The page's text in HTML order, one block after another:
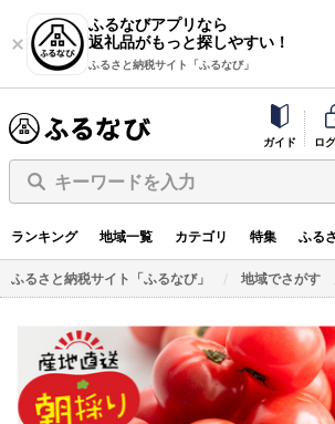
ふるなびアプリなら
返礼品がもっと探しやすい！
ふるさと納税サイト「ふるなび」
ガイド ロ
キーワードを入力
ランキング 地域一覧 カテゴリ 特集 ふる
ふるさと納税サイト「ふるなび」 地域でさがす